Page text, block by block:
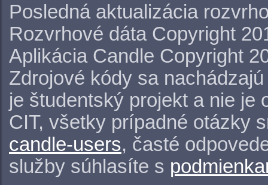
Posledná aktualizácia
Rozvrhové dáta Copyright
Aplikácia Candle Copyright
Zdrojové kódy sa
je študentský projekt a nie je
CIT, všetky prípadné otázky
candle-users, časté
služby súhlasíte s